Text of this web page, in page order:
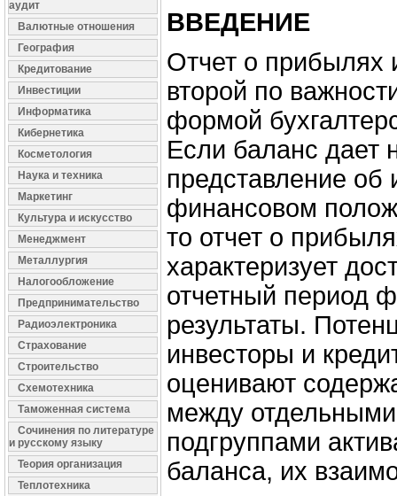
аудит
Валютные отношения
География
Кредитование
Инвестиции
Информатика
Кибернетика
Косметология
Наука и техника
Маркетинг
Культура и искусство
Менеджмент
Металлургия
Налогообложение
Предпринимательство
Радиоэлектроника
Страхование
Строительство
Схемотехника
Таможенная система
Сочинения по литературе
и русскому языку
Теория организация
Теплотехника
ВВЕДЕНИЕ
Отчет о прибылях
второй по
формой
Если баланс дает
представление
финансовом
то отчет о
характеризует
отчетный период
результаты.
инвесторы и
оценивают
между
подгруппами
баланса, их